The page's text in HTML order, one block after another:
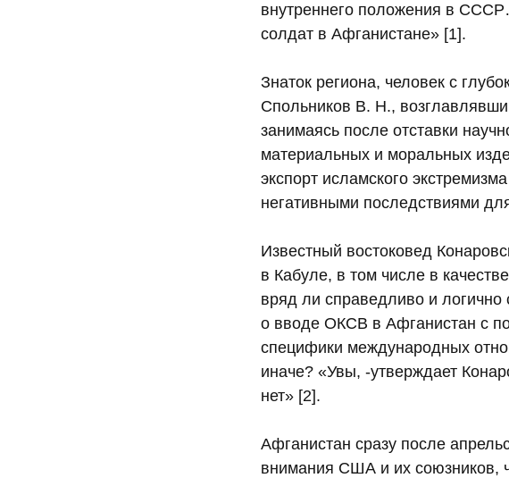
внутреннего положения в
солдат в Афганистане» [1].
Знаток региона, человек с
Спольников В. Н.,
занимаясь после отставки
материальных и моральных
экспорт исламского
негативными последствиями
Известный востоковед
в Кабуле, в том числе в
вряд ли справедливо и
о вводе ОКСВ в Афганистан с
специфики международных
иначе? «Увы, -утверждает
нет» [2].
Афганистан сразу после
внимания США и их союзников,